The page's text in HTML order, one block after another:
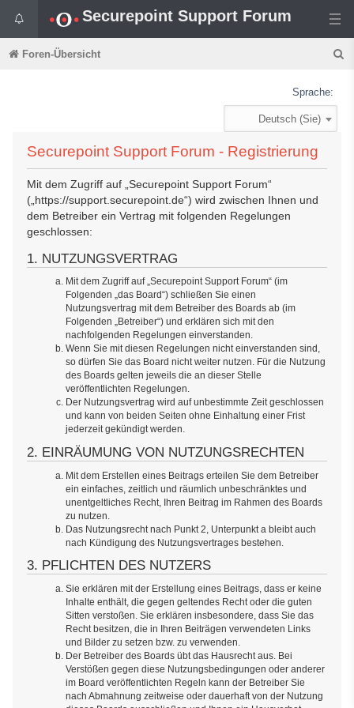
Securepoint Support Forum
Foren-Übersicht
Sprache:
Deutsch (Sie)
Securepoint Support Forum - Registrierung
Mit dem Zugriff auf „Securepoint Support Forum“
(„https://support.securepoint.de“) wird zwischen Ihnen und
dem Betreiber ein Vertrag mit folgenden Regelungen
geschlossen:
1. NUTZUNGSVERTRAG
Mit dem Zugriff auf „Securepoint Support Forum“ (im
Folgenden „das Board“) schließen Sie einen
Nutzungsvertrag mit dem Betreiber des Boards ab (im
Folgenden „Betreiber“) und erklären sich mit den
nachfolgenden Regelungen einverstanden.
Wenn Sie mit diesen Regelungen nicht einverstanden sind,
so dürfen Sie das Board nicht weiter nutzen. Für die Nutzung
des Boards gelten jeweils die an dieser Stelle
veröffentlichten Regelungen.
Der Nutzungsvertrag wird auf unbestimmte Zeit geschlossen
und kann von beiden Seiten ohne Einhaltung einer Frist
jederzeit gekündigt werden.
2. EINRÄUMUNG VON NUTZUNGSRECHTEN
Mit dem Erstellen eines Beitrags erteilen Sie dem Betreiber
ein einfaches, zeitlich und räumlich unbeschränktes und
unentgeltliches Recht, Ihren Beitrag im Rahmen des Boards
zu nutzen.
Das Nutzungsrecht nach Punkt 2, Unterpunkt a bleibt auch
nach Kündigung des Nutzungsvertrages bestehen.
3. PFLICHTEN DES NUTZERS
Sie erklären mit der Erstellung eines Beitrags, dass er keine
Inhalte enthält, die gegen geltendes Recht oder die guten
Sitten verstoßen. Sie erklären insbesondere, dass Sie das
Recht besitzen, die in Ihren Beiträgen verwendeten Links
und Bilder zu setzen bzw. zu verwenden.
Der Betreiber des Boards übt das Hausrecht aus. Bei
Verstößen gegen diese Nutzungsbedingungen oder anderer
im Board veröffentlichten Regeln kann der Betreiber Sie
nach Abmahnung zeitweise oder dauerhaft von der Nutzung